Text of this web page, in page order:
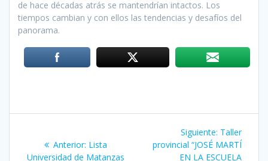
de hace décadas atrás se mantendrían intactos. Los
tiempos cambian y con ellos las tendencias y desafíos del
panorama.
de
Anterior: Entrada
anterior:
Lista
Universidad de Matanzas
Siguiente: Siguiente
entrada:
Taller
provincial “JOSÉ MARTÍ
EN LA ESCUELA